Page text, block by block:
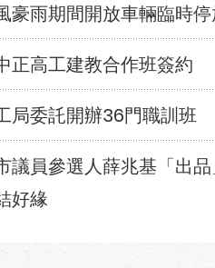
豪雨期間開放車輛臨時
正高工建教合作班簽約
局委託開辦36門職訓班
議員參選人薛兆基「出
好緣